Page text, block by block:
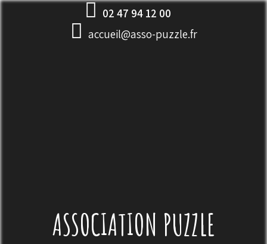
Skip
02 47 94 12 00
accueil@asso-puzzle.fr
ASSOCIATION PUZZLE